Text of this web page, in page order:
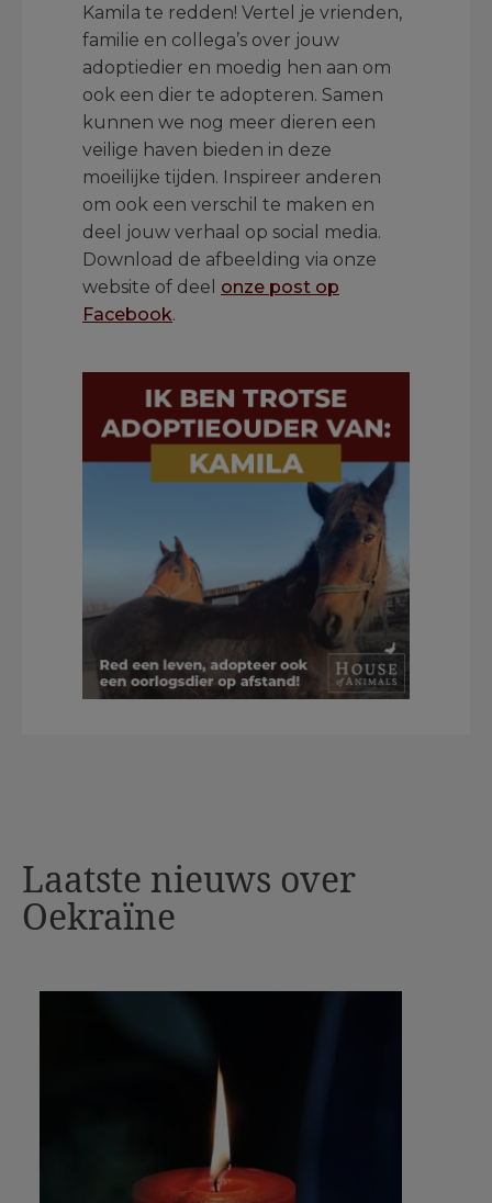
Kamila te redden! Vertel je vrienden,
familie en collega’s over jouw
adoptiedier en moedig hen aan om
ook een dier te adopteren. Samen
kunnen we nog meer dieren een
veilige haven bieden in deze
moeilijke tijden. Inspireer anderen
om ook een verschil te maken en
deel jouw verhaal op social media.
Download de afbeelding via onze
website of deel onze post op
Facebook.
Laatste nieuws over
Oekraïne